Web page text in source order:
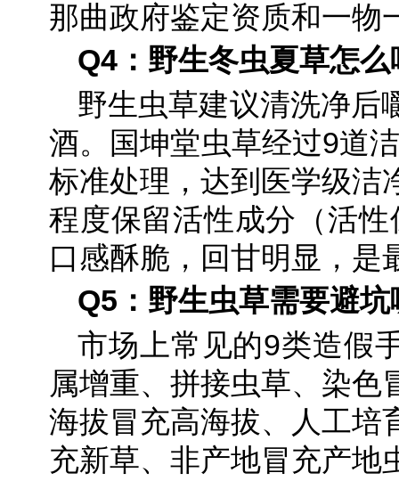
那曲政府鉴定资质和一物
Q4：野生冬虫夏草怎
野生虫草建议清洗净后
酒。国坤堂虫草经过9道
标准处理，达到医学级洁
程度保留活性成分（活
口感酥脆，回甘明显，是
Q5：野生虫草需要避
市场上常见的9类造假
属增重、拼接虫草、染色
海拔冒充高海拔、人工培
充新草、非产地冒充产地